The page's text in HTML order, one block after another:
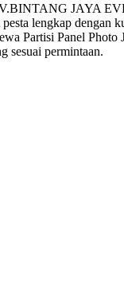
JAYA
lengkap dengan
Partisi Panel Photo
sesuai permintaan.